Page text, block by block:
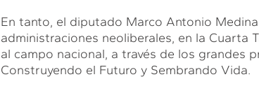
En tanto, el diputado Marco Antonio
administraciones neoliberales, en la Cuarta
al campo nacional, a través de los grandes
Construyendo el Futuro y Sembrando Vida.